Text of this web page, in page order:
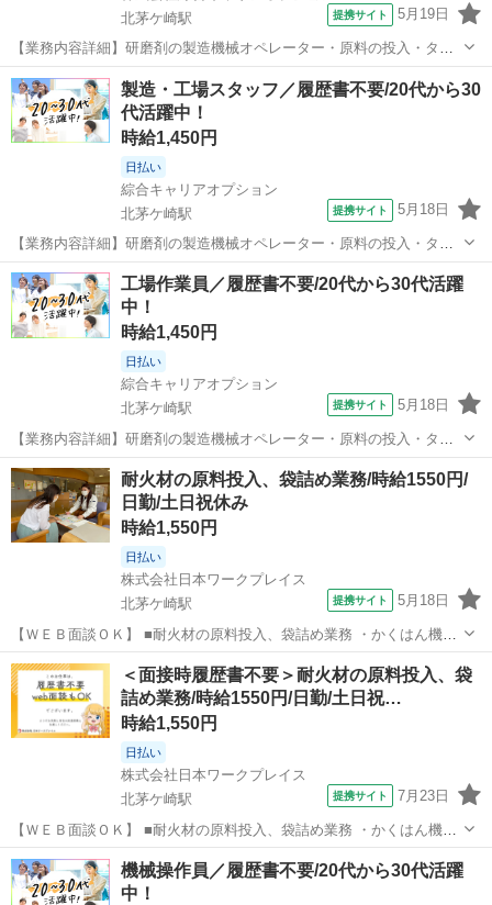
北茅ケ崎駅
提携サイト 5月19日
【業務内容詳細】研磨剤の製造機械オペレーター・原料の投入・タッ
チパネルでの機械操作・製品サンプルの採取・分析作業(特殊な経験は
必要ありません)【取扱製品情報】研磨剤 。＋お仕事探しはコンシェル
スタッフにおまかせ＋。 あな...
神奈川 茅ヶ崎市 北茅ケ崎駅
製造・工場スタッフ／履歴書不要/20代から30
代活躍中！
時給1,450円
日払い
綜合キャリアオプション
北茅ケ崎駅
提携サイト 5月18日
【業務内容詳細】研磨剤の製造機械オペレーター・原料の投入・タッ
チパネルでの機械操作・製品サンプルの採取・分析作業(特殊な経験は
必要ありません)【取扱製品情報】研磨剤 ■お仕事PR ≪プライベート
が充実する≫ 場合によっては...
神奈川 茅ヶ崎市 北茅ケ崎駅 工場
工場作業員／履歴書不要/20代から30代活躍
中！
時給1,450円
日払い
綜合キャリアオプション
北茅ケ崎駅
提携サイト 5月18日
【業務内容詳細】研磨剤の製造機械オペレーター・原料の投入・タッ
チパネルでの機械操作・製品サンプルの採取・分析作業(特殊な経験は
必要ありません)【取扱製品情報】研磨剤 ■お仕事PR ≪プライベート
が充実する≫ 場合によっては...
神奈川 茅ヶ崎市 北茅ケ崎駅 工場
耐火材の原料投入、袋詰め業務/時給1550円/
日勤/土日祝休み
時給1,550円
日払い
株式会社日本ワークプレイス
北茅ケ崎駅
提携サイト 5月18日
【ＷＥＢ面談ＯＫ】 ■耐火材の原料投入、袋詰め業務 ・かくはん機に
原料の粉を手作業で投入する ・調合された耐火材が出てくる計量器の
上に袋をセット ・指定の量が入ったら閉じる（巾着みたいになってい
ます） ※防塵マスクを装着しま...
神奈川 茅ヶ崎市 北茅ケ崎駅 工場
＜面接時履歴書不要＞耐火材の原料投入、袋
詰め業務/時給1550円/日勤/土日祝…
時給1,550円
日払い
株式会社日本ワークプレイス
北茅ケ崎駅
提携サイト 7月23日
【ＷＥＢ面談ＯＫ】 ■耐火材の原料投入、袋詰め業務 ・かくはん機に
原料の粉を手作業で投入する ・調合された耐火材が出てくる計量器の
上に袋をセット ・指定の量が入ったら閉じる（巾着みたいになってい
ます） ※防塵マスクを装着しま...
神奈川 茅ヶ崎市 北茅ケ崎駅 工場
機械操作員／履歴書不要/20代から30代活躍
中！